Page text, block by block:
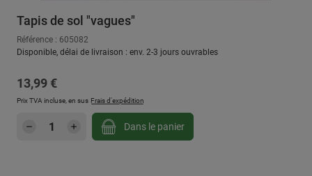
Tapis de sol "vagues"
Référence : 605082
Disponible, délai de livraison : env. 2-3 jours ouvrables
Prix régulier :
13,99 €
Prix TVA incluse, en sus Frais d'expédition
Quantité de produit : Entrez la quantité
Dans le panier